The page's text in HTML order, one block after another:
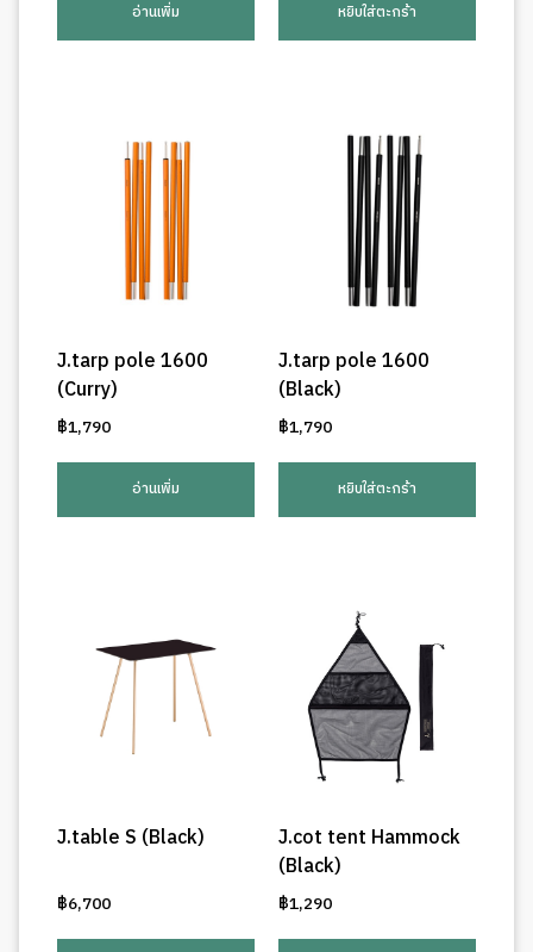
อ่านเพิ่ม หยิบใส่ตะกร้า
J.tarp pole 1600
(Curry)
฿1,790
อ่านเพิ่ม
J.tarp pole 1600
(Black)
฿1,790
หยิบใส่ตะกร้า
J.table S (Black)
฿6,700
J.cot tent Hammock
(Black)
฿1,290